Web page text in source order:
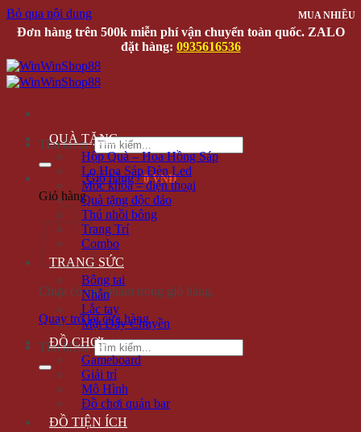
Bỏ qua nội dung
Đơn hàng trên 500k miễn phí vận chuyển toàn quốc. ZALO
đặt hàng: 0935616536
Tìm kiếm:
Giỏ hàng /0 VNĐ
Giỏ hàng
Chưa có sản phẩm trong giỏ hàng.
Quay trở lại cửa hàng
Tìm kiếm:
QUÀ TẶNG
Hộp Quà – Hoa Hồng Sáp
Lọ Hoa Sáp Đèn Led
Móc khóa – điện thoại
Quà tặng độc đáo
Thú nhồi bông
Trang Trí
Combo
TRANG SỨC
Bông tai
Nhẫn
Lắc tay
Mặt Dây Chuyền
ĐỒ CHƠI
Gameboard
Giải trí
Mô Hình
Đồ chơi quán bar
ĐỒ TIỆN ÍCH
MUA NHIỀU
MUA NHIỀU